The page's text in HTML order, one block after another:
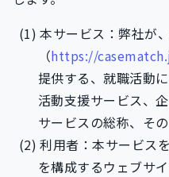
本サービス：弊社が
（https://
提供する、就職活動
活動支援サービス、
サービスの総称、そ
利用者：本サービス
を構成するウェブサ